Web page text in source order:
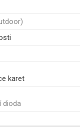
karet
dioda